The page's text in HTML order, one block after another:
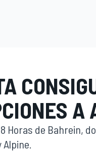
A
Horas de Bahrein,